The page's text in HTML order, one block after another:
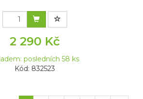
2 290 Kč
posledních 58 ks
Kód: 832523